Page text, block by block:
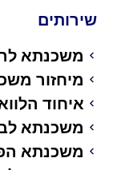
שירותים
משכנתא
מיחזור
איחוד
משכנתא
משכנתא